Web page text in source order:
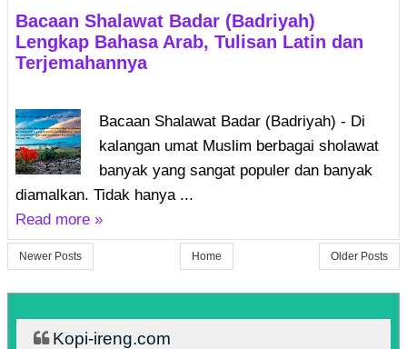
Bacaan Shalawat Badar (Badriyah)
Lengkap Bahasa Arab, Tulisan Latin dan
Terjemahannya
Bacaan Shalawat Badar (Badriyah) - Di
kalangan umat Muslim berbagai sholawat
banyak yang sangat populer dan banyak
diamalkan. Tidak hanya ...
Read more »
Newer Posts Older Posts
Home
Kopi-ireng.com